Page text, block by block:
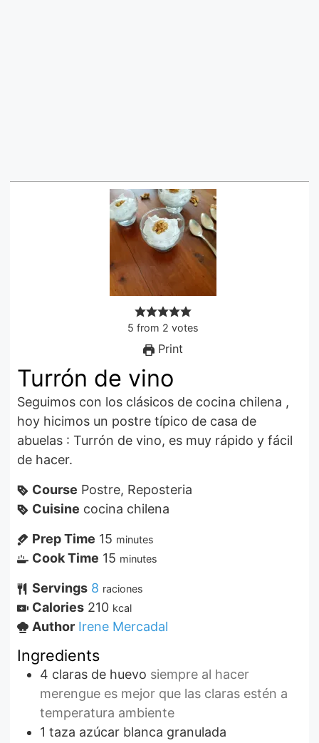
5 from 2 votes
Print
Turrón de vino
Seguimos con los clásicos de cocina chilena ,
hoy hicimos un postre típico de casa de
abuelas : Turrón de vino, es muy rápido y fácil
de hacer.
Course Postre, Reposteria
Cuisine cocina chilena
Prep Time 15 minutes
Cook Time 15 minutes
Servings 8 raciones
Calories 210 kcal
Author Irene Mercadal
Ingredients
4 claras de huevo siempre al hacer
merengue es mejor que las claras estén a
temperatura ambiente
1 taza azúcar blanca granulada